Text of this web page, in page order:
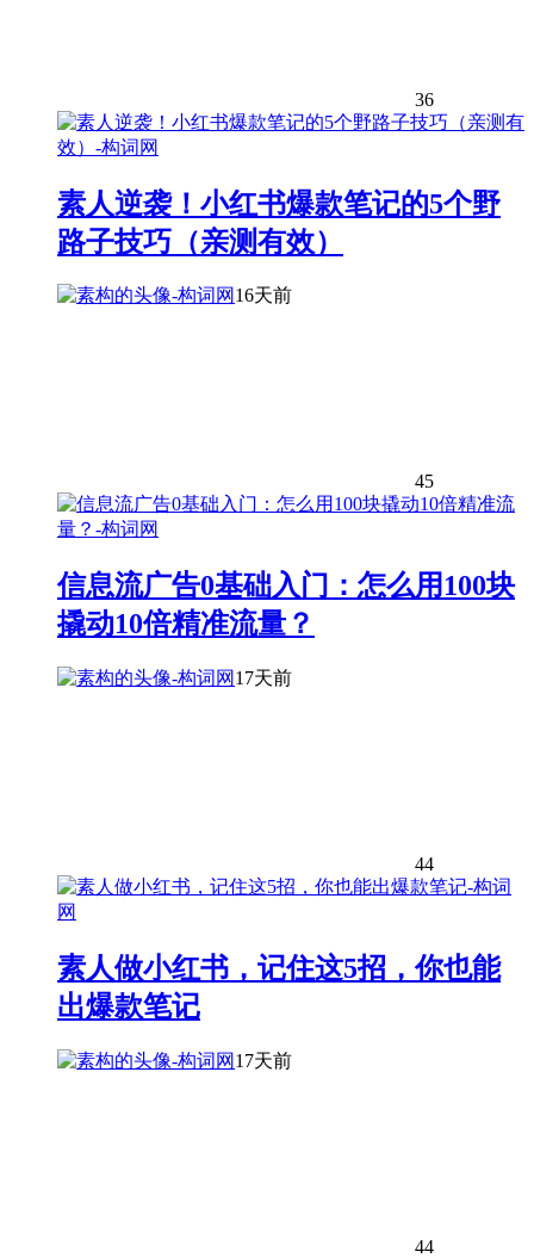
36
素人逆袭！小红书爆款笔记的5个野
路子技巧（亲测有效）
16天前
45
信息流广告0基础入门：怎么用100块
撬动10倍精准流量？
17天前
44
素人做小红书，记住这5招，你也能
出爆款笔记
17天前
44